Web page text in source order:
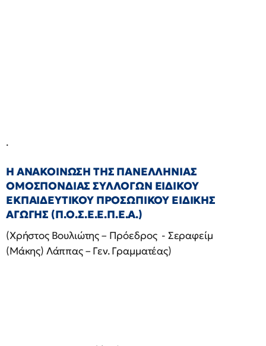
.
Η ΑΝΑΚΟΙΝΩΣΗ ΤΗΣ ΠΑΝΕΛΛΗΝΙΑΣ
ΟΜΟΣΠΟΝΔΙΑΣ ΣΥΛΛΟΓΩΝ ΕΙΔΙΚΟΥ
ΕΚΠΑΙΔΕΥΤΙΚΟΥ ΠΡΟΣΩΠΙΚΟΥ ΕΙΔΙΚΗΣ
ΑΓΩΓΗΣ (Π.Ο.Σ.Ε.Ε.Π.Ε.Α.)
(Χρήστος Βουλιώτης – Πρόεδρος - Σεραφείμ
(Μάκης) Λάππας – Γεν. Γραμματέας)